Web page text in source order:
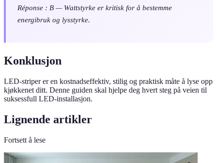
Réponse : B — Wattstyrke er kritisk for å bestemme
energibruk og lysstyrke.
Konklusjon
LED-striper er en kostnadseffektiv, stilig og praktisk måte å lyse opp
kjøkkenet ditt. Denne guiden skal hjelpe deg hvert steg på veien til
suksessfull LED-installasjon.
Lignende artikler
Fortsett å lese